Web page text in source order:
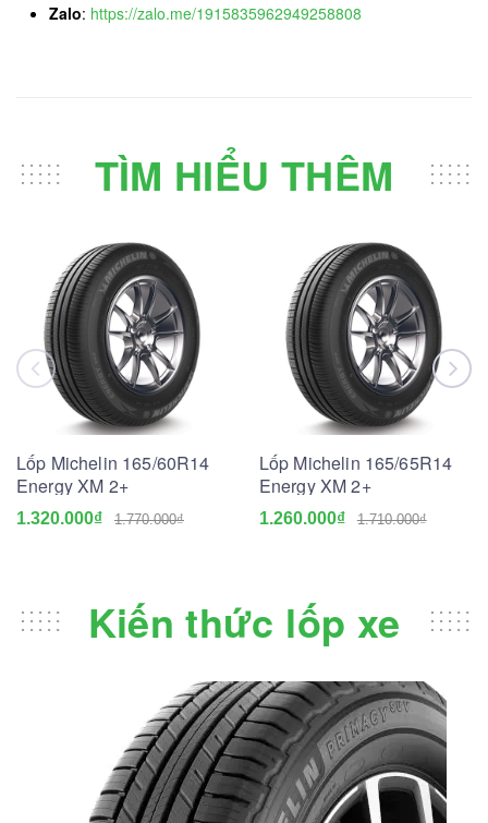
Zalo: https://zalo.me/1915835962949258808
TÌM HIỂU THÊM
Lốp Michelin 165/60R14
Energy XM 2+
1.320.000₫ 1.770.000₫
Lốp Michelin 165/65R14
Energy XM 2+
1.260.000₫ 1.710.000₫
Kiến thức lốp xe